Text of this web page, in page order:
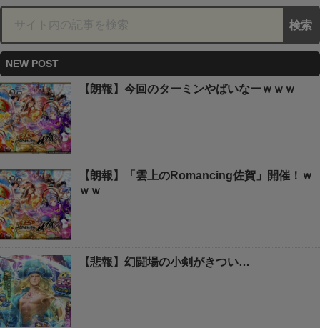
NEW POST
【朗報】今回のターミンやばいなーｗｗｗ
【朗報】「雲上のRomancing佐賀」開催！ｗ
ｗｗ
【悲報】幻闘場の小剣がきつい…